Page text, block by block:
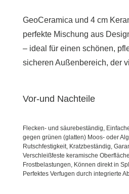
GeoCeramica und 4 cm
perfekte Mischung aus
– ideal für einen schönen,
sicheren Außenbereich, der
Vor-und Nachteile
Flecken- und säurebeständig,
gegen grünen (glatten) Moos- oder
Rutschfestigkeit, Kratzbeständig,
Verschleißfeste keramische
Frostbelastungen, Können direkt in
Perfektes Verfugen durch integrierte